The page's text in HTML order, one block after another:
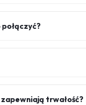
trwałość?